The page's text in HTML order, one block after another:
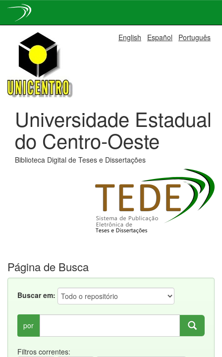
navigation
English Español Português
Universidade Estadual
do Centro-Oeste
Biblioteca Digital de Teses e Dissertações
Página de Busca
Buscar em:
por
Filtros correntes: